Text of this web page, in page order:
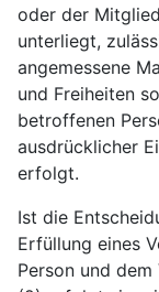
oder der
unterliegt,
angemessene
und Freiheiten
betroffenen
ausdrücklicher
erfolgt.
Ist die
Erfüllung eines
Person und